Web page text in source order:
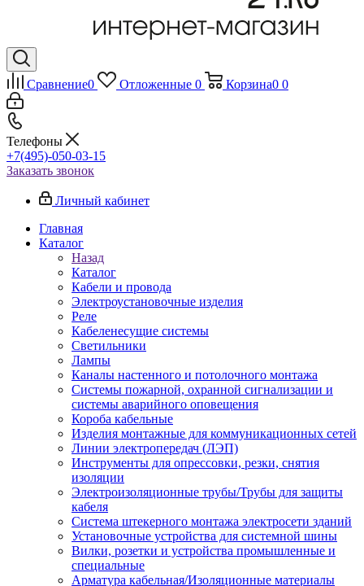
Сравнение0 Отложенные 0 Корзина0 0
Телефоны
+7(495)-050-03-15
Заказать звонок
Личный кабинет
Главная
Каталог
Назад
Каталог
Кабели и провода
Электроустановочные изделия
Реле
Кабеленесущие системы
Светильники
Лампы
Каналы настенного и потолочного монтажа
Системы пожарной, охранной сигнализации и
системы аварийного оповещения
Короба кабельные
Изделия монтажные для коммуникационных сетей
Линии электропередач (ЛЭП)
Инструменты для опрессовки, резки, снятия
изоляции
Электроизоляционные трубы/Трубы для защиты
кабеля
Система штекерного монтажа электросети зданий
Установочные устройства для системной шины
Вилки, розетки и устройства промышленные и
специальные
Арматура кабельная/Изоляционные материалы